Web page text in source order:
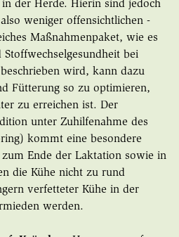
der Herde. Hierin sind jedoch
weniger offensichtlichen -
Maßnahmenpaket, wie es
bei
wird, kann dazu
Fütterung so zu optimieren,
zu erreichen ist. Der
unter Zuhilfenahme des
kommt eine besondere
Ende der Laktation sowie in
die Kühe nicht zu rund
verfetteter Kühe in der
werden.